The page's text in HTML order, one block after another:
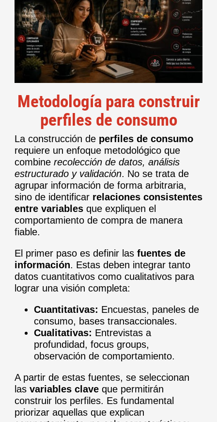
Metodología para construir
perfiles de consumo
La construcción de perfiles de consumo
requiere un enfoque metodológico que
combine recolección de datos, análisis
estructurado y validación. No se trata de
agrupar información de forma arbitraria,
sino de identificar relaciones consistentes
entre variablesque expliquen el
comportamiento de compra de manera
fiable.
El primer paso es definir las fuentes de
información. Estas deben integrar tanto
datos cuantitativos como cualitativos para
lograr una visión completa:
Cuantitativas: Encuestas, paneles de
consumo, bases transaccionales.
Cualitativas: Entrevistas a
profundidad, focus groups,
observación de comportamiento.
A partir de estas fuentes, se seleccionan
las variables claveque permitirán
construir los perfiles. Es fundamental
priorizar aquellas que explican